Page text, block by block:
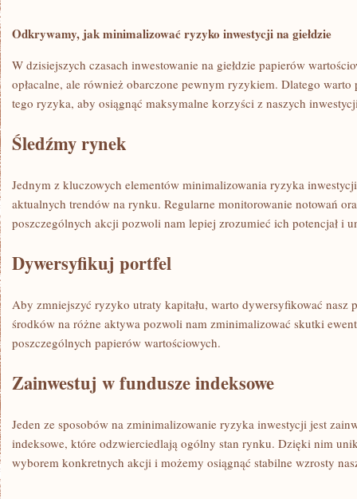
Odkrywamy, jak minimalizować ryzyko inwestycji na giełdzie
W dzisiejszych czasach inwestowanie na giełdzie papierów
opłacalne, ale również obarczone pewnym ryzykiem. ‍Dlatego
tego ryzyka, aby osiągnąć ⁣maksymalne korzyści z naszych
Śledźmy rynek
Jednym z kluczowych elementów minimalizowania ryzyka
aktualnych trendów na rynku. Regularne monitorowanie notowań
‌poszczególnych akcji pozwoli nam lepiej zrozumieć⁤ ich potencjał i
Dywersyfikuj portfel
Aby zmniejszyć ryzyko utraty⁣ kapitału, warto dywersyfikować nasz
środków na różne aktywa pozwoli nam zminimalizować skutki
poszczególnych papierów wartościowych.
Zainwestuj w fundusze indeksowe
Jeden ze sposobów na zminimalizowanie ryzyka inwestycji jest
indeksowe, które odzwierciedlają​ ogólny stan rynku. Dzięki nim
wyborem konkretnych akcji‍ i możemy osiągnąć stabilne wzrosty